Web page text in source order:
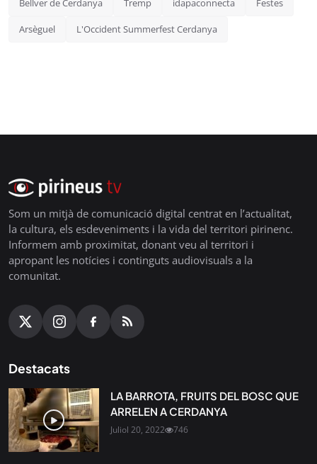
Bellver de Cerdanya Tremp idapaconnecta Festes
Arsèguel L'Occident Summerfest Cerdanya
Som un mitjà de comunicació digital centrat en l’actualitat,
la cultura, els esdeveniments i la vida del territori pirinenc.
Informem amb proximitat, donant veu al territori i
apropant les notícies i continguts audiovisuals a la
comunitat.
Destacats
LA BARROTA, FRUITS DEL BOSC QUE
ARRELEN A CERDANYA
Juliol 20, 2022 746